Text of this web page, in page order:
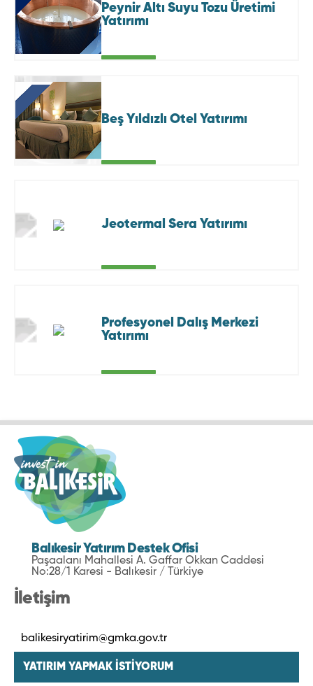
Peynir Altı Suyu Tozu Üretimi
Yatırımı
Beş Yıldızlı Otel Yatırımı
Jeotermal Sera Yatırımı
Profesyonel Dalış Merkezi
Yatırımı
Balıkesir Yatırım Destek Ofisi
Paşaalanı Mahallesi A. Gaffar Okkan Caddesi
No:28/1 Karesi - Balıkesir / Türkiye
İletişim
balikesiryatirim@gmka.gov.tr
YATIRIM YAPMAK İSTİYORUM